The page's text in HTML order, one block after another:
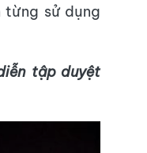
từng sử dụng
tập duyệt